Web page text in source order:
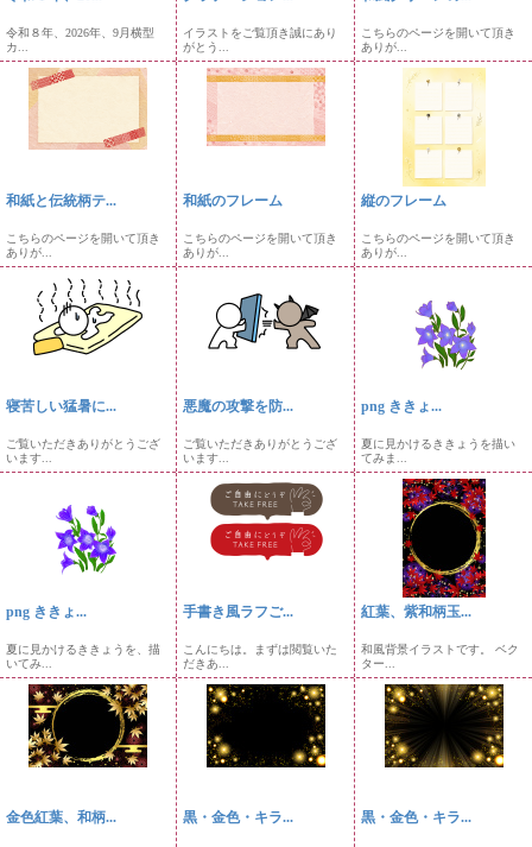
令和８年、2026年、9月横型
カ...
イラストをご覧頂き誠にあり
がとう...
こちらのページを開いて頂き
ありが...
和紙と伝統柄テ...
こちらのページを開いて頂き
ありが...
和紙のフレーム
こちらのページを開いて頂き
ありが...
縦のフレーム
こちらのページを開いて頂き
ありが...
寝苦しい猛暑に...
ご覧いただきありがとうござ
います...
悪魔の攻撃を防...
ご覧いただきありがとうござ
います...
png ききょ...
夏に見かけるききょうを描い
てみま...
png ききょ...
夏に見かけるききょうを、描
いてみ...
手書き風ラフご...
こんにちは。まずは閲覧いた
だきあ...
紅葉、紫和柄玉...
和風背景イラストです。 ベク
ター...
金色紅葉、和柄... 黒・金色・キラ... 黒・金色・キラ...